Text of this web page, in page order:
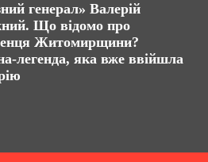
генерал» Валерій
Що відомо про
Житомирщини?
легенда, яка вже ввійшла